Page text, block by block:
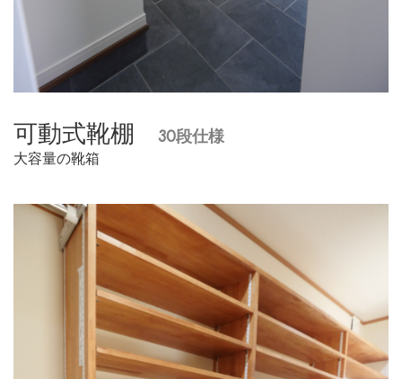
可動式靴棚 30段仕様
大容量の靴箱